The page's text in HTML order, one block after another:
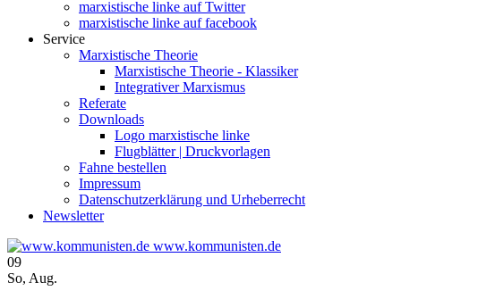
marxistische linke auf Twitter
marxistische linke auf facebook
Service
Marxistische Theorie
Marxistische Theorie - Klassiker
Integrativer Marxismus
Referate
Downloads
Logo marxistische linke
Flugblätter | Druckvorlagen
Fahne bestellen
Impressum
Datenschutzerklärung und Urheberrecht
Newsletter
www.kommunisten.de
09
So, Aug.